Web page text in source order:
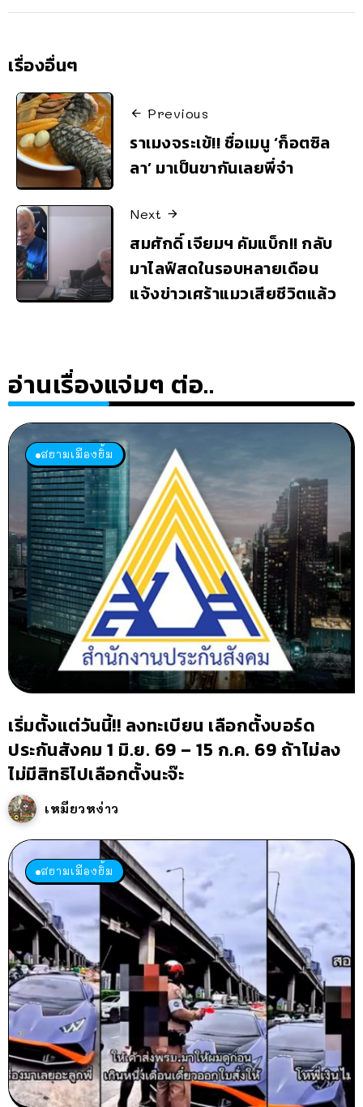
เรื่องอื่นๆ
Previous
ราเมงจระเข้!! ชื่อเมนู ‘ก็อตซิล
ลา’ มาเป็นขากันเลยพี่จ๋า
Next
สมศักดิ์ เจียมฯ คัมแบ็ก!! กลับ
มาไลฟ์สดในรอบหลายเดือน
แจ้งข่าวเศร้าแมวเสียชีวิตแล้ว
อ่านเรื่องแจ่มๆ ต่อ..
สยามเมืองยิ้ม
เริ่มตั้งแต่วันนี้!! ลงทะเบียน เลือกตั้งบอร์ด
ประกันสังคม 1 มิ.ย. 69 – 15 ก.ค. 69 ถ้าไม่ลง
ไม่มีสิทธิไปเลือกตั้งนะจ๊ะ
เหมียวหง่าว
สยามเมืองยิ้ม